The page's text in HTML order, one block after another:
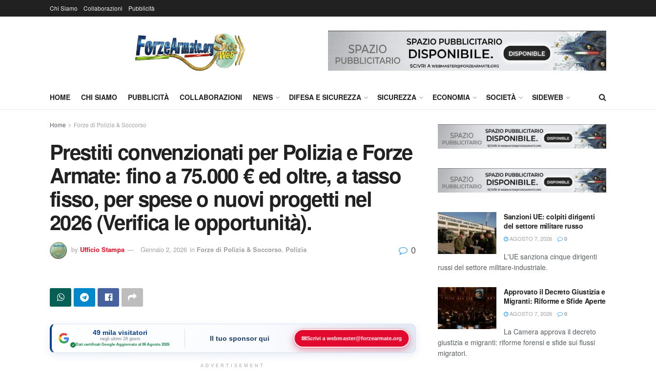
Chi Siamo Collaborazioni Pubblicità
HOME CHI SIAMO PUBBLICITÀ COLLABORAZIONI NEWS DIFESA E SICUREZZA SICUREZZA ECONOMIA SOCIETÀ SIDEWEB
Home Forze di Polizia & Soccorso
Prestiti convenzionati per Polizia e Forze
Armate: fino a 75.000 € ed oltre, a tasso
fisso, per spese o nuovi progetti nel
2026 (Verifica le opportunità).
by Ufficio Stampa Gennaio 2, 2026 in Forze di Polizia & Soccorso, Polizia 0
49 mila visitatori
negli ultimi 28 giorni
✓ Dati certificati Google·Aggiornato al 06 Agosto 2026
Il tuo sponsor qui ✉Scrivi a webmaster@forzearmate.org
ADVERTISEMENT
Sanzioni UE: colpiti dirigenti
del settore militare russo
AGOSTO 7, 2026 0
L'UE sanziona cinque dirigenti
russi del settore militare-industriale.
Approvato il Decreto Giustizia e
Migranti: Riforme e Sfide Aperte
AGOSTO 7, 2026 0
La Camera approva il decreto
giustizia e migranti: riforme forensi e sfide sui flussi
migratori.